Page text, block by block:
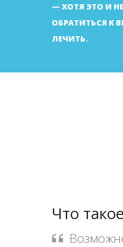
ХОТЯ ЭТО И
ОБРАТИТЬСЯ К
ЛЕЧИТЬ.
Что